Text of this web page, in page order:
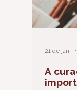
A
21 de jan.